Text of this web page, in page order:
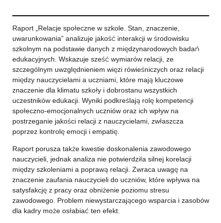
Raport „Relacje społeczne w szkole. Stan, znaczenie,
uwarunkowania” analizuje jakość interakcji w środowisku
szkolnym na podstawie danych z międzynarodowych badań
edukacyjnych. Wskazuje sześć wymiarów relacji, ze
szczególnym uwzględnieniem więzi rówieśniczych oraz relacji
między nauczycielami a uczniami, które mają kluczowe
znaczenie dla klimatu szkoły i dobrostanu wszystkich
uczestników edukacji. Wyniki podkreślają rolę kompetencji
społeczno-emocjonalnych uczniów oraz ich wpływ na
postrzeganie jakości relacji z nauczycielami, zwłaszcza
poprzez kontrolę emocji i empatię.
Raport porusza także kwestie doskonalenia zawodowego
nauczycieli, jednak analiza nie potwierdziła silnej korelacji
między szkoleniami a poprawą relacji. Zwraca uwagę na
znaczenie zaufania nauczycieli do uczniów, które wpływa na
satysfakcję z pracy oraz obniżenie poziomu stresu
zawodowego. Problem niewystarczającego wsparcia i zasobów
dla kadry może osłabiać ten efekt.